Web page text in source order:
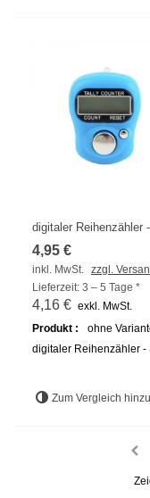
digitaler Reihenzähler
4,95 €
inkl. MwSt. zzgl.
Lieferzeit: 3 – 5 Tage *
4,16 € exkl. MwSt.
Produkt :
ohne
digitaler Reihenzähler -
Zum Vergleich